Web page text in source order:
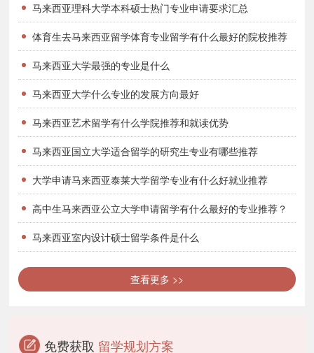
建筑之花”。大学校园以新图书馆、体育馆和大礼堂为典范，校园的
整体设计通过巧妙的设计体现了朴实的外观与实用的功能的完美结
合。
马来西亚理科大学留学要求
1.本科：
USM各院系本科的入学条件与大马其他的大学无异，申请者需高
中毕业或以上的学历，具体的入学资格还需视不同的课程而定；语言
要求雅思5.5分以上。此外，申请者需报考大学的英语考试，整个语
言课程为期一年分为五个级别，每个级别的学费是3200RM。密集英
语言要求雅思6分，申请者需持有国家教育部认可的本科文凭，
马来西亚理科大学本科硕士热门专业申请要求汇总
体育生去马来西亚留学体育专业留学有什么最好的院校推荐
马来西亚大学最强的专业是什么
马来西亚大学什么专业的发展方向最好
马来西亚艺术留学有什么学院推荐和就读优势
马来西亚国立大学适合留学的研究生专业有哪些推荐
大学申请马来西亚泰莱大学留学专业有什么好就业推荐
高中生马来西亚公立大学申请留学有什么最好的专业推荐？
马来西亚室内设计硕士留学条件是什么
查看更多 >>
免费获取 留学规划方案